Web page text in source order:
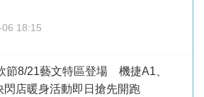
18:15
節8/21藝文特區登場 機捷A1、
閃店暖身活動即日搶先開跑